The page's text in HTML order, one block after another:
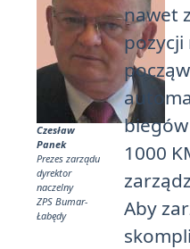
Czesław
Panek
Prezes zarządu
dyrektor
naczelny
ZPS Bumar-
Łabędy
nawet
pozycji
1000
Aby